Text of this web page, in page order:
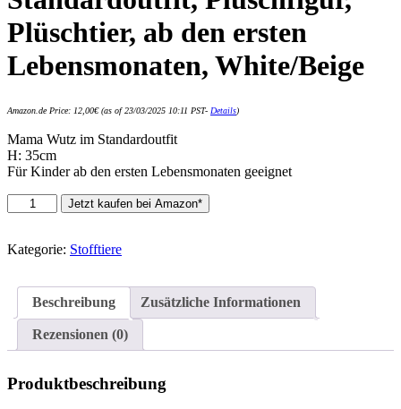
Plüschtier, ab den ersten
Lebensmonaten, White/Beige
Amazon.de Price: 12,00€(as of 23/03/2025 10:11 PST- Details)
Mama Wutz im Standardoutfit
H: 35cm
Für Kinder ab den ersten Lebensmonaten geeignet
Simba
109261004
Peppa
Mama
Wutz,
35cm,
im
Plüschfigur,
Plüschtier,
Jetzt kaufen bei Amazon*
Kategorie: Stofftiere
Beschreibung Zusätzliche Informationen
Rezensionen (0)
Produktbeschreibung